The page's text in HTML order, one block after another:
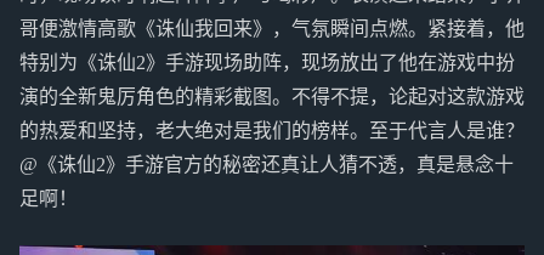
哥便激情高歌《诛仙我回来》，气氛瞬间点燃。紧接着，他
特别为《诛仙2》手游现场助阵，现场放出了他在游戏中扮
演的全新鬼厉角色的精彩截图。不得不提，论起对这款游戏
的热爱和坚持，老大绝对是我们的榜样。至于代言人是谁？
@《诛仙2》手游官方的秘密还真让人猜不透，真是悬念十
足啊！